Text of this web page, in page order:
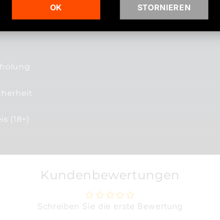
(18+)
Kundenbewertungen
Schreiben Sie die erste Bewertung
OK STORNIEREN